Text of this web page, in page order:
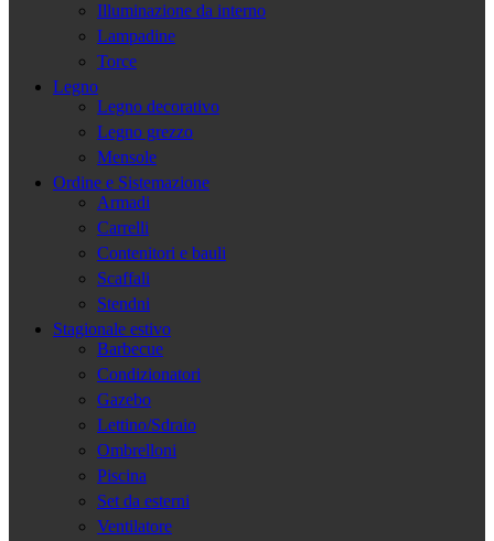
Illuminazione da interno
Lampadine
Torce
Legno
Legno decorativo
Legno grezzo
Mensole
Ordine e Sistemazione
Armadi
Carrelli
Contenitori e bauli
Scaffali
Stendni
Stagionale estivo
Barbecue
Condizionatori
Gazebo
Lettino/Sdraio
Ombrelloni
Piscina
Set da esterni
Ventilatore